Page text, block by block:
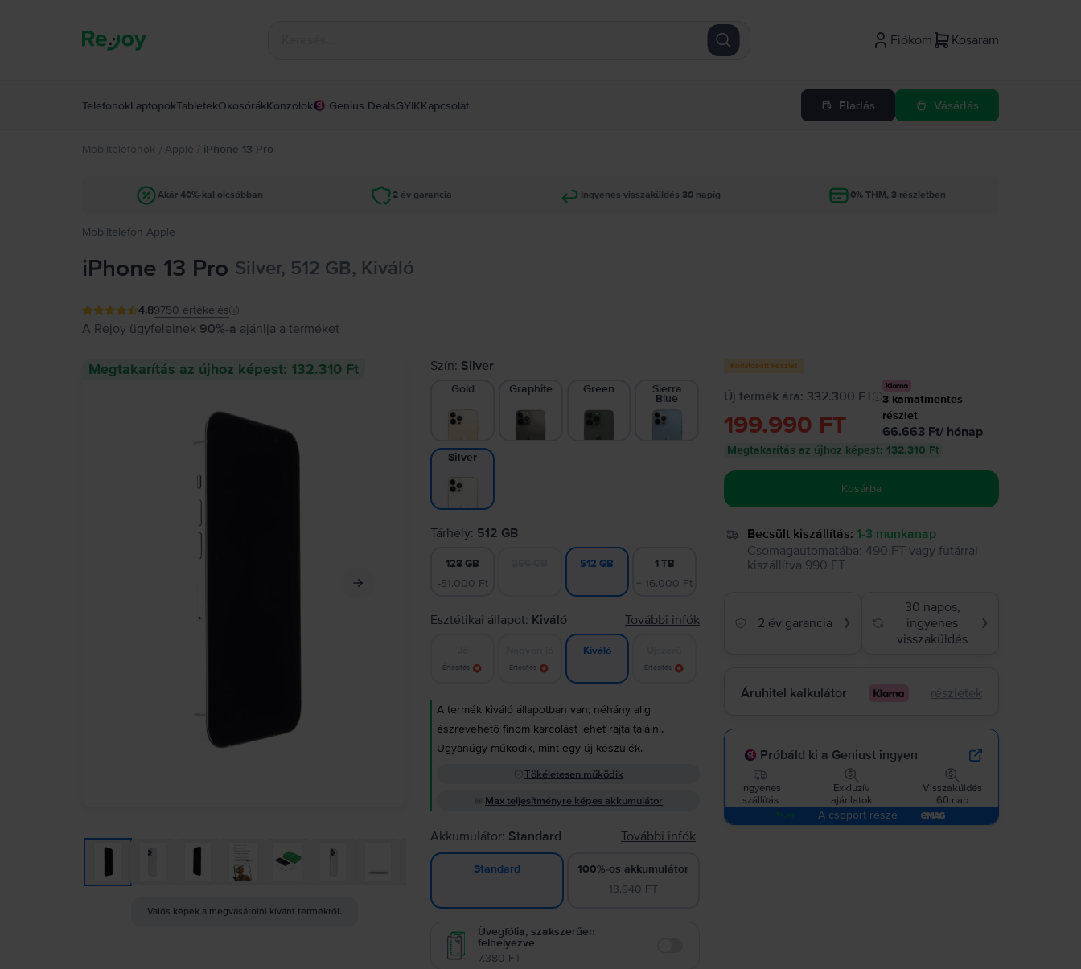
Fiókom Kosaram
TelefonokLaptopokTabletekOkosórákKonzolok Genius DealsGYIKKapcsolat Eladás Vásárlás
Mobiltelefonok / Apple / iPhone 13 Pro
Akár 40%-kal olcsóbban 2 év garancia Ingyenes visszaküldés 30 napig 0% THM, 3 részletben
Mobiltelefon Apple
iPhone 13 Pro Silver, 512 GB, Kiváló
4.89750 értékelés
A Rejoy ügyfeleinek 90%-a ajánlja a terméket
Megtakarítás az újhoz képest: 132.310 Ft
Valós képek a megvásárolni kívánt termékről.
Szín: Silver
Gold Graphite Green Sierra
Blue
Silver
Tárhely: 512 GB
128 GB
-51.000 Ft
512 GB 1 TB
+ 16.000 Ft
Esztétikai állapot: Kiváló További infók
Értesítés Értesítés
Kiváló
Értesítés
A termék kiváló állapotban van; néhány alig
észrevehető finom karcolást lehet rajta találni.
Ugyanúgy működik, mint egy új készülék.
Tökéletesen működik
Max teljesítményre képes akkumulátor
Akkumulátor: Standard További infók
Standard
100%-os akkumulátor
13.940 FT
Üvegfólia, szakszerűen
felhelyezve
7.380 FT
Korlátozott készlet
Új termék ára: 332.300 FT
199.990 FT
3 kamatmentes
részlet
66.663 Ft/ hónap
Megtakarítás az újhoz képest: 132.310 Ft
Kosárba
Becsült kiszállítás: 1-3 munkanap
Csomagautomatába: 490 FT vagy futárral
kiszállítva 990 FT
2 év garancia ❯
30 napos,
ingyenes
visszaküldés
❯
Áruhitel kalkulátor részletek
Próbáld ki a Geniust ingyen
Ingyenes
szállítás
Exkluzív
ajánlatok
Visszaküldés
60 nap
A csoport része